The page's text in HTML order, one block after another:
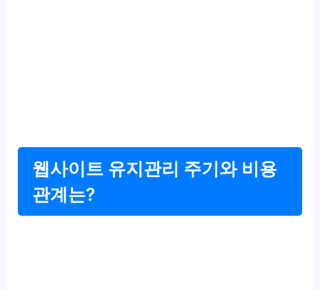
웹사이트 유지관리 주기와 비용
관계는?